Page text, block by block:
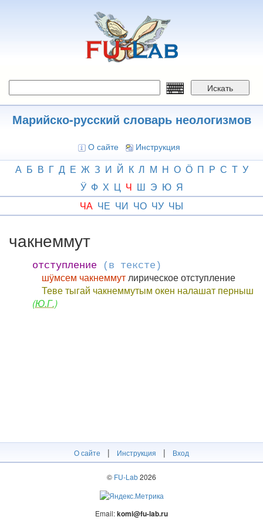
Искать
Марийско-русский словарь неологизмов
О сайте Инструкция
А Б В Г Д Е Ж З И Й К Л М Н О Ӧ П Р С Т У
Ӱ Ф Х Ц Ч Ш Э Ю Я
ЧА ЧЕ ЧИ ЧО ЧУ ЧЫ
чакнеммут
отступление (в тексте)
шӱмсем чакнеммутлирическое отступление
Теве тыгай чакнеммутым окен налашат перныш
(Ю.Г.)
О сайте | Инструкция | Вход
© FU-Lab2026
Email:komi@fu-lab.ru